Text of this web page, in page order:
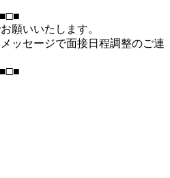
願いいたします。
ッセージで面接日程調整のご連